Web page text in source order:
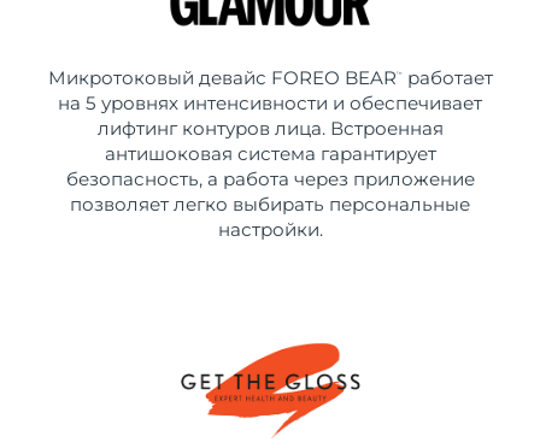
Микротоковый девайс FOREO BEAR ™
работает
на 5 уровнях интенсивности и обеспечивает
лифтинг контуров лица. Встроенная
антишоковая система гарантирует
безопасность, а работа через приложение
позволяет легко выбирать персональные
настройки.